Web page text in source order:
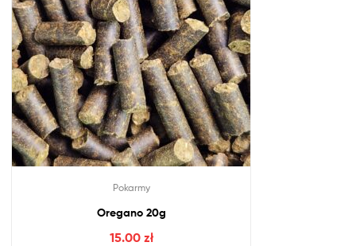
Pokarmy
Oregano 20g
15.00 zł